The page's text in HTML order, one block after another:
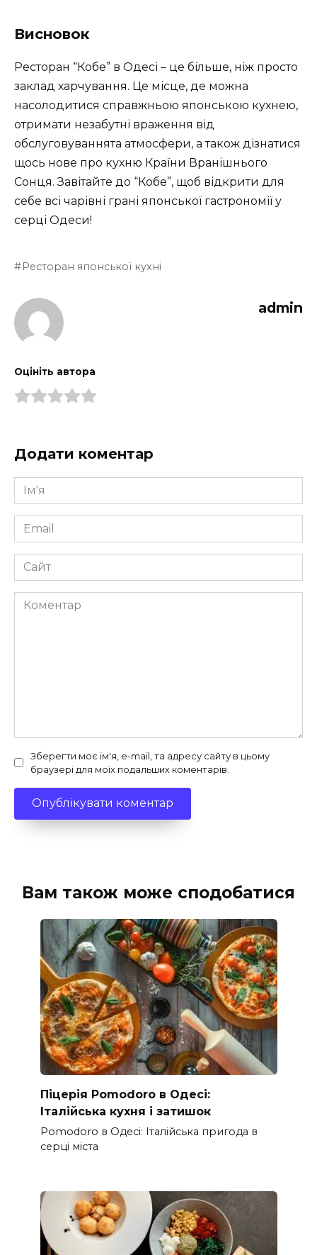
Висновок
Ресторан “Кобе” в Одесі – це більше, ніж просто
заклад харчування. Це місце, де можна
насолодитися справжньою японською кухнею,
отримати незабутні враження від
обслуговуваннята атмосфери, а також дізнатися
щось нове про кухню Країни Вранішнього
Сонця. Завітайте до “Кобе”, щоб відкрити для
себе всі чарівні грані японської гастрономії у
серці Одеси!
Ресторан японської кухні
admin
Оцініть автора
Додати коментар
Ім'я
*
Email
*
Сайт
Коментар
Зберегти моє ім'я, e-mail, та адресу сайту в цьому
браузері для моїх подальших коментарів.
Вам також може сподобатися
Піцерія Pomodoro в Одесі:
Італійська кухня і затишок
Pomodoro в Одесі: Італійська пригода в
серці міста